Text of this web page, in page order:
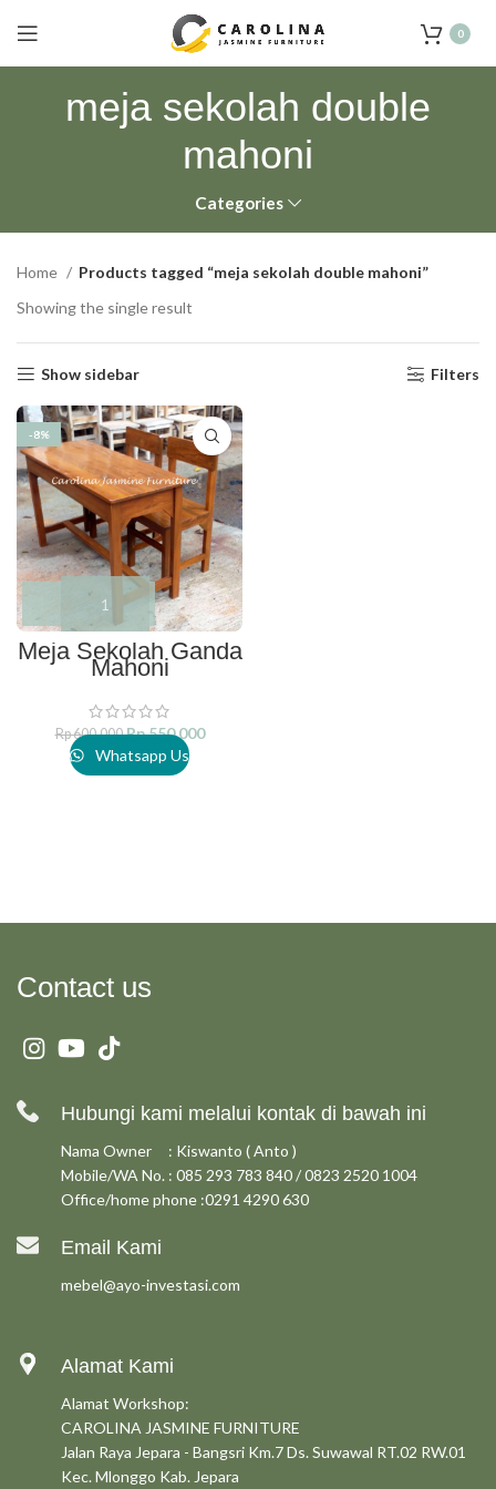
0
meja sekolah double
mahoni
Categories
Home
Products tagged “meja sekolah double mahoni”
Showing the single result
Show sidebar Filters
-8%
Meja Sekolah Ganda
Mahoni
Rp600.000 Rp550.000
Whatsapp Us
Contact us
Hubungi kami melalui kontak di bawah ini
Nama Owner : Kiswanto ( Anto )
Mobile/WA No. : 085 293 783 840 / 0823 2520 1004
Office/home phone :0291 4290 630
Email Kami
mebel@ayo-investasi.com
Alamat Kami
Alamat Workshop:
CAROLINA JASMINE FURNITURE
Jalan Raya Jepara - Bangsri Km.7 Ds. Suwawal RT.02 RW.01
Kec. Mlonggo Kab. Jepara